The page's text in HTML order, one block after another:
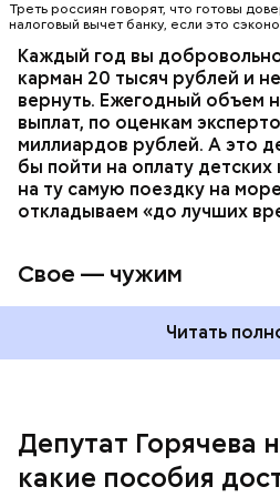
Треть россиян говорят, что готовы
налоговый вычет банку, если это
Каждый год вы
карман 20 тысяч рублей и
вернуть. Ежегодный объем
выплат, по оценкам
миллиардов рублей. А это
бы пойти на оплату
на ту самую поездку на
откладываем «до лучших
Свое — чужим
380–400 миллиардов
лежат в бюджете и ждут...
налоговая служба не звонит
радостной новостью: «Вы
заберите!». Работодатель
напоминать: его задача —
возвращать их обратно.
принципу «ваша выгода —
Читать
Депутат Горячева
какие пособия
беременности и родам,
продлить пособиепо уходу
лет. По словам
вынуждены выбирать между
малыше.